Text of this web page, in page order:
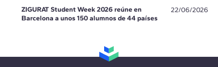
ZIGURAT Student Week 2026 reúne en
Barcelona a unos 150 alumnos de 44 países
22/06/2026